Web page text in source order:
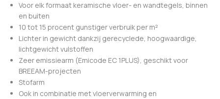
Voor elk formaat keramische vloer- en wandtegels, binnen
en buiten
10 tot 15 procent gunstiger verbruik per m²
Lichter in gewicht dankzij gerecyclede, hoogwaardige,
lichtgewicht vulstoffen
Zeer emissiearm (Emicode EC 1PLUS), geschikt voor
BREEAM-projecten
Stofarm
Ook in combinatie met vloerverwarming en